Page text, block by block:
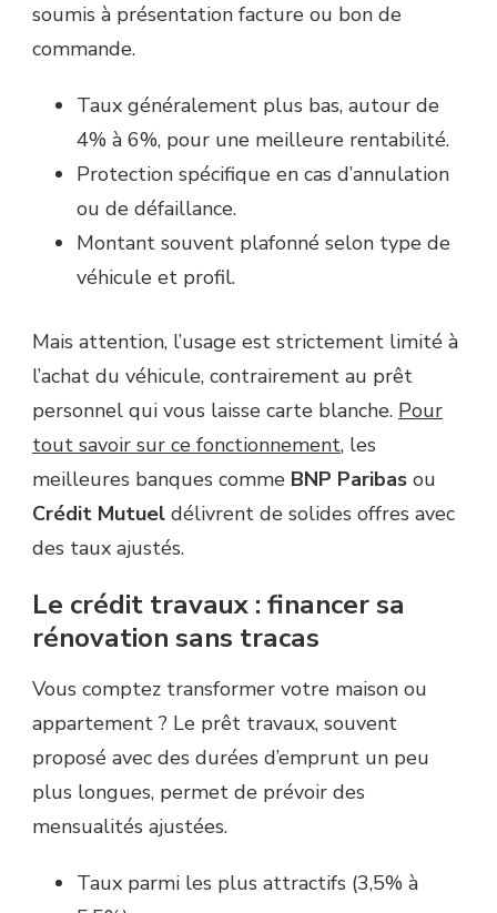
soumis à présentation facture ou bon de
commande.
Taux généralement plus bas, autour de
4% à 6%, pour une meilleure rentabilité.
Protection spécifique en cas d’annulation
ou de défaillance.
Montant souvent plafonné selon type de
véhicule et profil.
Mais attention, l’usage est strictement limité à
l’achat du véhicule, contrairement au prêt
personnel qui vous laisse carte blanche. Pour
tout savoir sur ce fonctionnement, les
meilleures banques comme BNP Paribas ou
Crédit Mutuel délivrent de solides offres avec
des taux ajustés.
Le crédit travaux : financer sa
rénovation sans tracas
Vous comptez transformer votre maison ou
appartement ? Le prêt travaux, souvent
proposé avec des durées d’emprunt un peu
plus longues, permet de prévoir des
mensualités ajustées.
Taux parmi les plus attractifs (3,5% à